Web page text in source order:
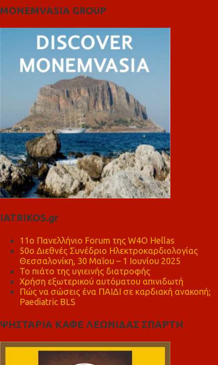
MONEMVASIA GROUP
IATRIKOS.gr
11ο Πανελλήνιο Forum της W4O Hellas
50ο Διεθνές Συνέδριο Ηλεκτροκαρδιολογίας
Θεσσαλονίκη, 30 Μαΐου – 1 Ιουνίου 2025
Το πιάτο της υγιεινής διατροφής
Χρήση εξωτερικού αυτόματου απινιδωτή
Πώς να σώσεις ένα ΠΑΙΔΙ σε καρδιακή ανακοπή;
Paediatric BLS
ΨΗΣΤΑΡΙΑ ΚΑΦΕ ΛΕΩΝΙΔΑΣ ΣΠΑΡΤΗ